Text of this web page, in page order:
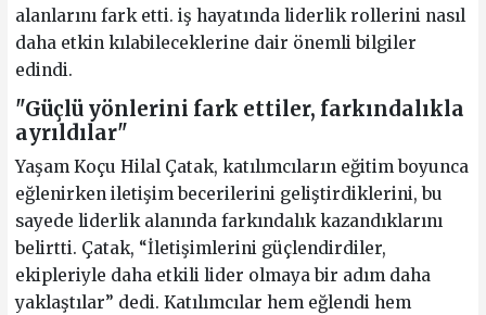
alanlarını fark etti. iş hayatında liderlik rollerini nasıl
daha etkin kılabileceklerine dair önemli bilgiler
edindi.
"Güçlü yönlerini fark ettiler, farkındalıkla
ayrıldılar"
Yaşam Koçu Hilal Çatak, katılımcıların eğitim boyunca
eğlenirken iletişim becerilerini geliştirdiklerini, bu
sayede liderlik alanında farkındalık kazandıklarını
belirtti. Çatak, “İletişimlerini güçlendirdiler,
ekipleriyle daha etkili lider olmaya bir adım daha
yaklaştılar” dedi. Katılımcılar hem eğlendi hem